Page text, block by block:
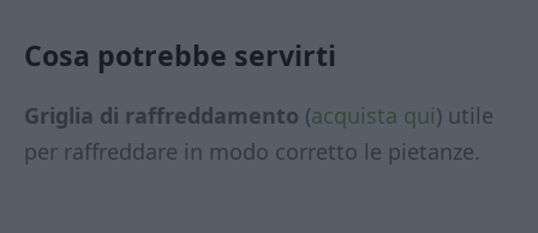
Cosa potrebbe servirti
Griglia di raffreddamento (acquista qui) utile
per raffreddare in modo corretto le pietanze.